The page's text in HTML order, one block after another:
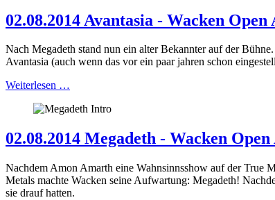
02.08.2014 Avantasia - Wacken
Nach Megadeth stand nun ein alter Bekannter auf der
Avantasia (auch wenn das vor ein paar jahren schon
Weiterlesen …
02.08.2014 Megadeth - Wacken
Nachdem Amon Amarth eine Wahnsinnsshow auf der True
Metals machte Wacken seine Aufwartung: Megadeth!
sie drauf hatten.